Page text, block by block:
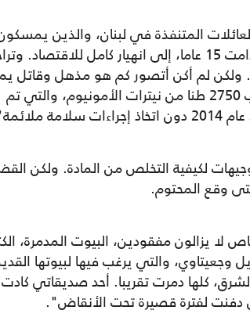
المتنفذة في لبنان، والذين
بزمام السلطة منذ عام 1990، نهاية الحرب الأهلية التي دامت 15 عاما، إلى انهيار كامل
كثيرة. ولكن لم أكن أتصور كم هو مذهل وقاتل
لعجز الدولة اللبنانية أن يكون. وتبين أن الانفجار هو بسبب 2750 طنا من نيترات الأمونيوم، والتي تم
لكيفية التخلص من المادة. ولكن
وقع المحتوم.
يزالون مفقودين، البيوت المدمرة،
والتي يرغب فيها لبيوتها
كلها دمرت تقريبا. أحد صديقاتي
لفترة قصيرة تحت الأنقاض".